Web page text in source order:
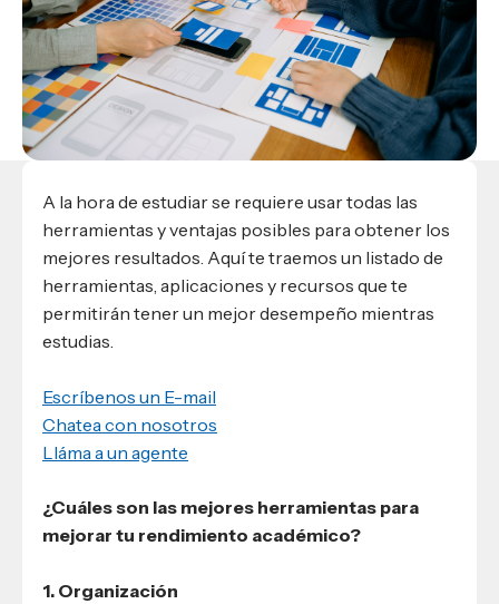
Escuela de Ciencias de la Comunicación
Escuela de Ciencias de la Salud
Escuela de Arquitectura
Ver toda la oferta académica
Escuela deNegocios
Conocé DUX
Datos de contacto
admisiones@usap.edu
+504 2561-8727
Ave. Circunvalación, San Pedro Sula,
Honduras, C.A.
EXCELENCIA USAP
Lifelong Learning University
Responsabilidad social y sostenibilidad
Empleabilidad
¿Que es USAP+?
RECURSOS
Guía de Servicios Académicos y Administrativos
Manual M365
Manual Moddle
Normas Académicas
Experiencias de alumnos
internacionales
Conocé experiencias
Evento
USAP integra RediEShn
A la hora de estudiar se requiere usar todas las
herramientas y ventajas posibles para obtener los
mejores resultados. Aquí te traemos un listado de
herramientas, aplicaciones y recursos que te
permitirán tener un mejor desempeño mientras
estudias.
Escríbenos un E-mail
Chatea con nosotros
Lláma a un agente
¿Cuáles son las mejores herramientas para
mejorar tu rendimiento académico?
1. Organización